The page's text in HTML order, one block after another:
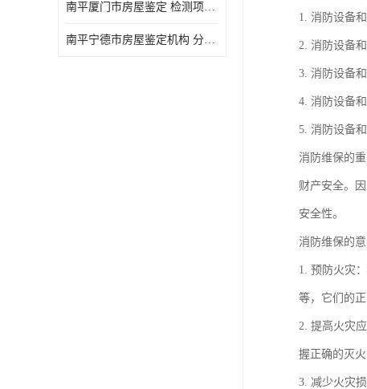
南平厦门市房屋鉴定 检测项目广 经验较为丰富
南平宁德市房屋鉴定机构 分析准确度高 可及时反馈数据结果
1. 消防设备
2. 消防设备
3. 消防设备
4. 消防设备
5. 消防设备
消防维保的
财产安全。
安全性。
消防维保的
1. 预防火灾
等，它们的
2. 提高火灾
握正确的灭
3. 减少火灾